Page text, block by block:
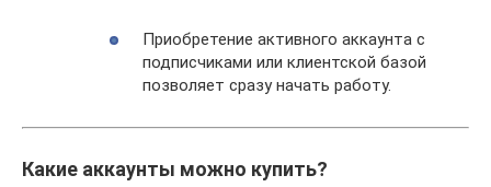
Приобретение активного аккаунта с
подписчиками или клиентской базой
позволяет сразу начать работу.
Какие аккаунты можно купить?